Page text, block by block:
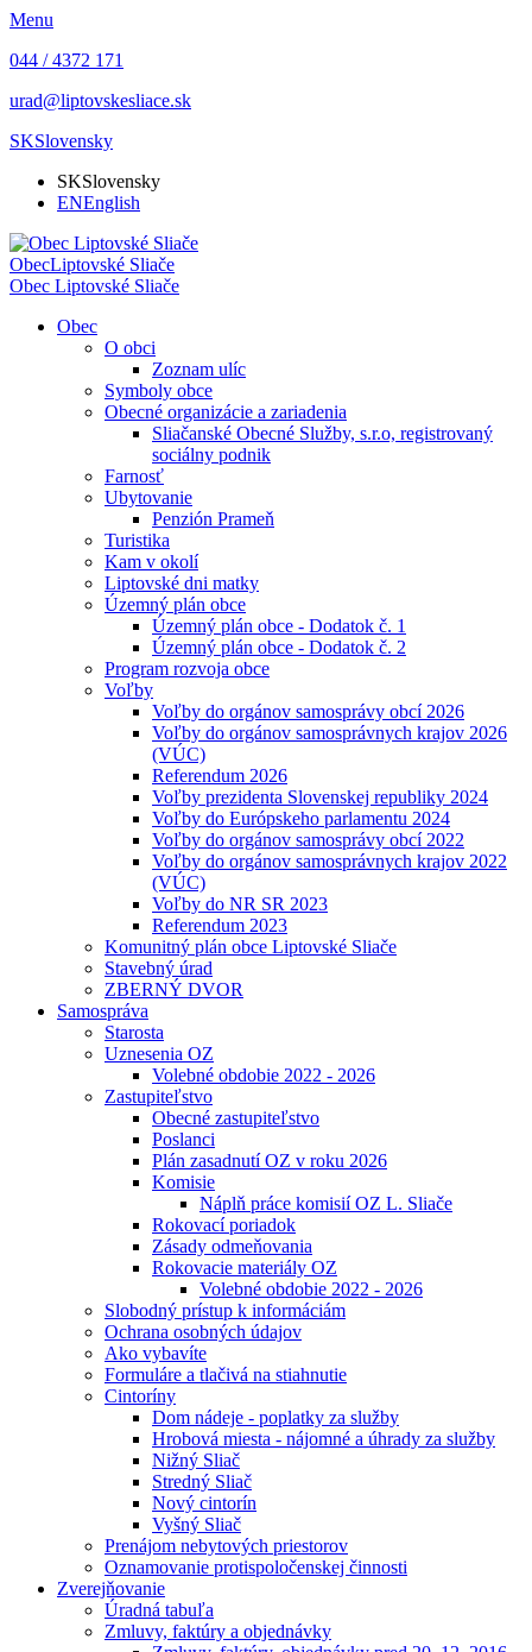
Menu
044 / 4372 171
urad@liptovskesliace.sk
SKSlovensky
SKSlovensky
ENEnglish
ObecLiptovské Sliače
Obec Liptovské Sliače
Obec
O obci
Zoznam ulíc
Symboly obce
Obecné organizácie a zariadenia
Sliačanské Obecné Služby, s.r.o, registrovaný
sociálny podnik
Farnosť
Ubytovanie
Penzión Prameň
Turistika
Kam v okolí
Liptovské dni matky
Územný plán obce
Územný plán obce - Dodatok č. 1
Územný plán obce - Dodatok č. 2
Program rozvoja obce
Voľby
Voľby do orgánov samosprávy obcí 2026
Voľby do orgánov samosprávnych krajov 2026
(VÚC)
Referendum 2026
Voľby prezidenta Slovenskej republiky 2024
Voľby do Európskeho parlamentu 2024
Voľby do orgánov samosprávy obcí 2022
Voľby do orgánov samosprávnych krajov 2022
(VÚC)
Voľby do NR SR 2023
Referendum 2023
Komunitný plán obce Liptovské Sliače
Stavebný úrad
ZBERNÝ DVOR
Samospráva
Starosta
Uznesenia OZ
Volebné obdobie 2022 - 2026
Zastupiteľstvo
Obecné zastupiteľstvo
Poslanci
Plán zasadnutí OZ v roku 2026
Komisie
Náplň práce komisií OZ L. Sliače
Rokovací poriadok
Zásady odmeňovania
Rokovacie materiály OZ
Volebné obdobie 2022 - 2026
Slobodný prístup k informáciám
Ochrana osobných údajov
Ako vybavíte
Formuláre a tlačivá na stiahnutie
Cintoríny
Dom nádeje - poplatky za služby
Hrobová miesta - nájomné a úhrady za služby
Nižný Sliač
Stredný Sliač
Nový cintorín
Vyšný Sliač
Prenájom nebytových priestorov
Oznamovanie protispoločenskej činnosti
Zverejňovanie
Úradná tabuľa
Zmluvy, faktúry a objednávky